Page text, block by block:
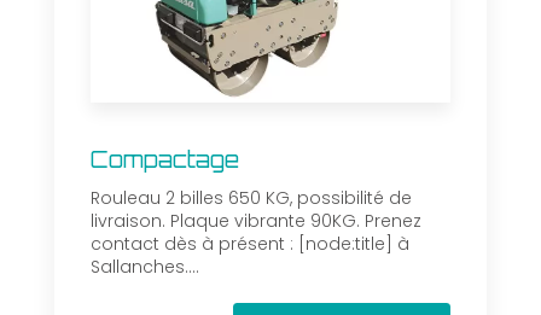
Compactage
Rouleau 2 billes 650 KG, possibilité de
livraison. Plaque vibrante 90KG. Prenez
contact dès à présent : [node:title] à
Sallanches....